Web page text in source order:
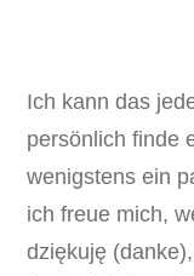
Ich kann das
persönlich finde
wenigstens ein
ich freue mich,
dziękuję